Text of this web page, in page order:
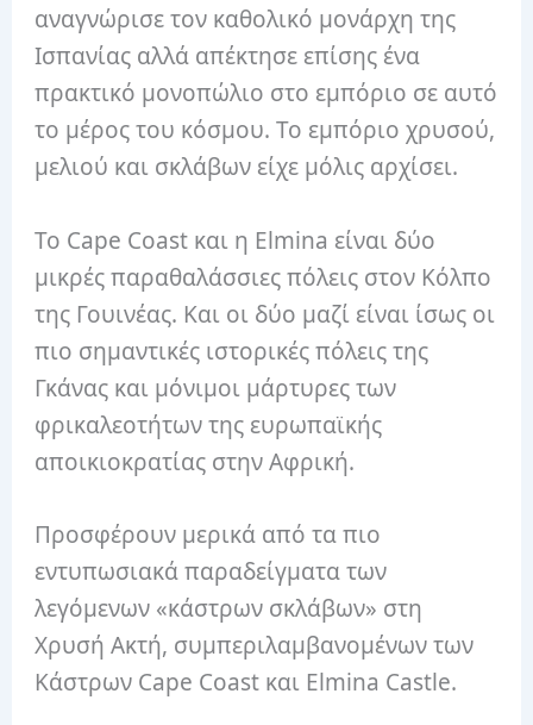
αναγνώρισε τον καθολικό μονάρχη της
Ισπανίας αλλά απέκτησε επίσης ένα
πρακτικό μονοπώλιο στο εμπόριο σε αυτό
το μέρος του κόσμου. Το εμπόριο χρυσού,
μελιού και σκλάβων είχε μόλις αρχίσει.
Το Cape Coast και η Elmina είναι δύο
μικρές παραθαλάσσιες πόλεις στον Κόλπο
της Γουινέας. Και οι δύο μαζί είναι ίσως οι
πιο σημαντικές ιστορικές πόλεις της
Γκάνας και μόνιμοι μάρτυρες των
φρικαλεοτήτων της ευρωπαϊκής
αποικιοκρατίας στην Αφρική.
Προσφέρουν μερικά από τα πιο
εντυπωσιακά παραδείγματα των
λεγόμενων «κάστρων σκλάβων» στη
Χρυσή Ακτή, συμπεριλαμβανομένων των
Κάστρων Cape Coast και Elmina Castle.